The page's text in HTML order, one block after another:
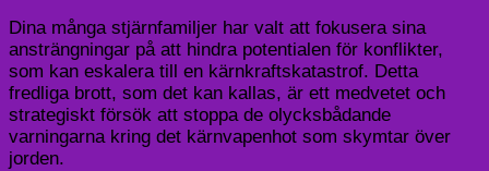
Dina många stjärnfamiljer har valt att fokusera sina
ansträngningar på att hindra potentialen för konflikter,
som kan eskalera till en kärnkraftskatastrof. Detta
fredliga brott, som det kan kallas, är ett medvetet och
strategiskt försök att stoppa de olycksbådande
varningarna kring det kärnvapenhot som skymtar över
jorden.